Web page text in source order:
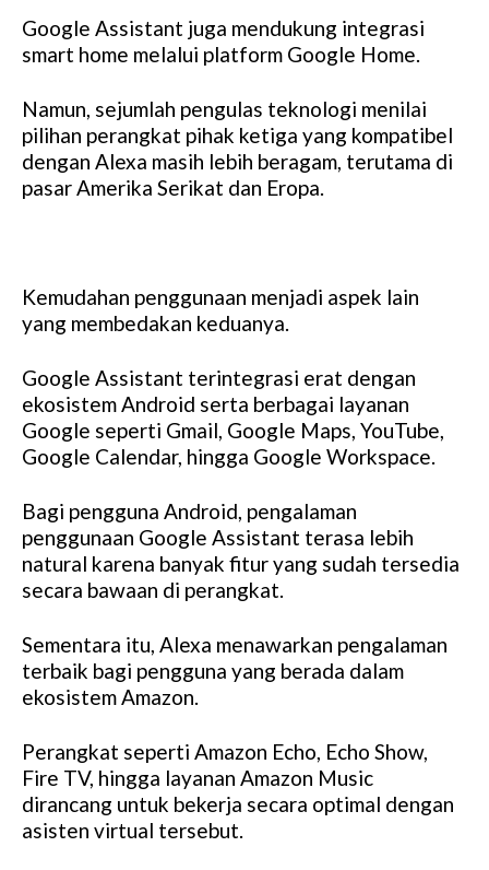
Google Assistant juga mendukung integrasi
smart home melalui platform Google Home.
Namun, sejumlah pengulas teknologi menilai
pilihan perangkat pihak ketiga yang kompatibel
dengan Alexa masih lebih beragam, terutama di
pasar Amerika Serikat dan Eropa.
Kemudahan penggunaan menjadi aspek lain
yang membedakan keduanya.
Google Assistant terintegrasi erat dengan
ekosistem Android serta berbagai layanan
Google seperti Gmail, Google Maps, YouTube,
Google Calendar, hingga Google Workspace.
Bagi pengguna Android, pengalaman
penggunaan Google Assistant terasa lebih
natural karena banyak fitur yang sudah tersedia
secara bawaan di perangkat.
Sementara itu, Alexa menawarkan pengalaman
terbaik bagi pengguna yang berada dalam
ekosistem Amazon.
Perangkat seperti Amazon Echo, Echo Show,
Fire TV, hingga layanan Amazon Music
dirancang untuk bekerja secara optimal dengan
asisten virtual tersebut.